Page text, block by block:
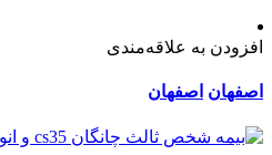
افزودن به علاقه‌مندی
اصفهان اصفهان